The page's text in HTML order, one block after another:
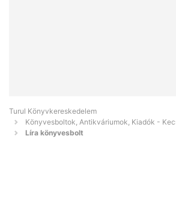
Turul Könyvkereskedelem
Könyvesboltok, Antikváriumok, Kiadók -
Líra könyvesbolt